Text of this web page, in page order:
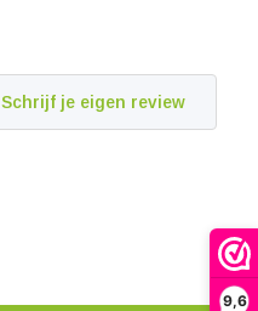
9,6
Schrijf je eigen review